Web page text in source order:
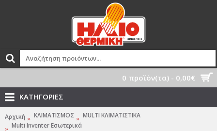
0 προϊόν(τα) - 0,00€
ΚΑΤΗΓΟΡΙΕΣ
Αρχική ΚΛΙΜΑΤΙΣΜΟΣ
MULTI ΚΛΙΜΑΤΙΣΤΙΚΑ
Multi Inventer Εσωτερικά